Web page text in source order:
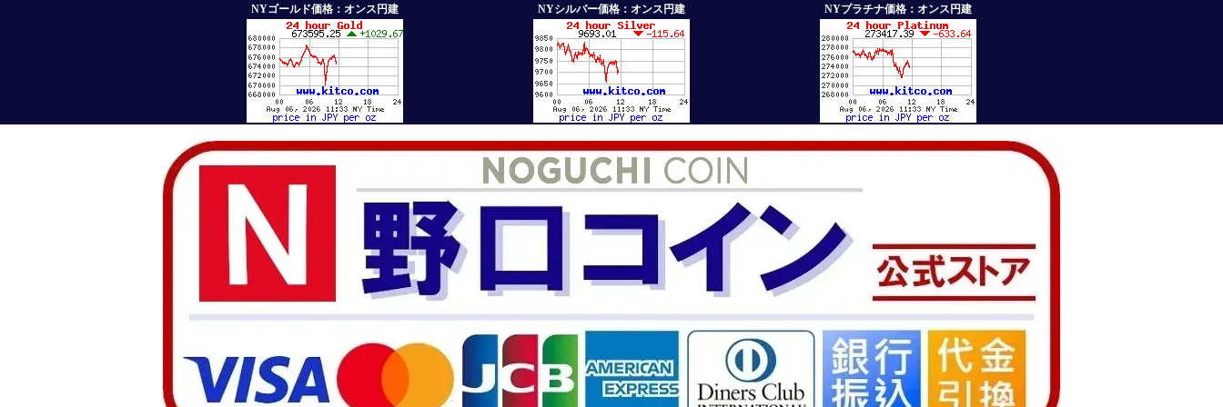
NYゴールド価格：オンス円建 NYシルバー価格：オンス円建 NYプラチナ価格：オンス円建